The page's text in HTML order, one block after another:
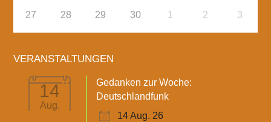
27 28 29 30 1 2 3
VERANSTALTUNGEN
14
Aug.
Gedanken zur Woche:
Deutschlandfunk
14 Aug. 26